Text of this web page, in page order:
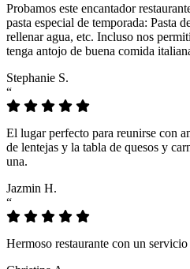
Probamos este encantador
pasta especial de temporada: Pasta
rellenar agua, etc. Incluso nos
tenga antojo de buena comida
Stephanie S.
“
El lugar perfecto para reunirse con
de lentejas y la tabla de quesos y
una.
Jazmin H.
“
Hermoso restaurante con un